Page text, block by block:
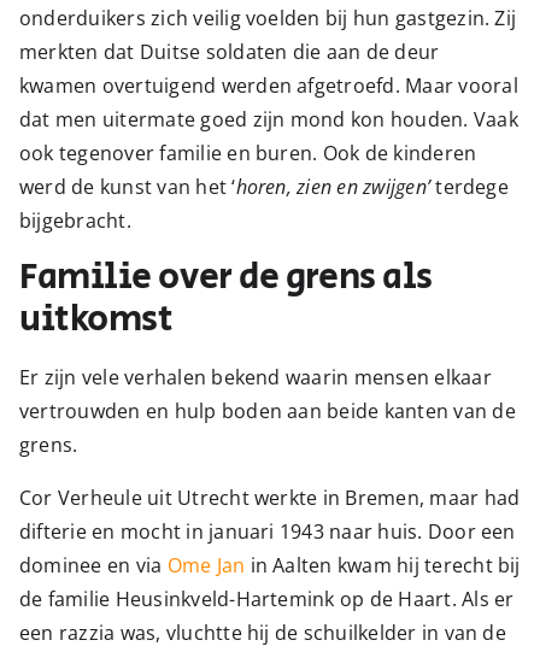
onderduikers zich veilig voelden bij hun gastgezin. Zij
merkten dat Duitse soldaten die aan de deur
kwamen overtuigend werden afgetroefd. Maar vooral
dat men uitermate goed zijn mond kon houden. Vaak
ook tegenover familie en buren. Ook de kinderen
werd de kunst van het ‘horen, zien en zwijgen’terdege
bijgebracht.
Familie over de grens als
uitkomst
Er zijn vele verhalen bekend waarin mensen elkaar
vertrouwden en hulp boden aan beide kanten van de
grens.
Cor Verheule uit Utrecht werkte in Bremen, maar had
difterie en mocht in januari 1943 naar huis. Door een
dominee en via Ome Jan in Aalten kwam hij terecht bij
de familie Heusinkveld-Hartemink op de Haart. Als er
een razzia was, vluchtte hij de schuilkelder in van de